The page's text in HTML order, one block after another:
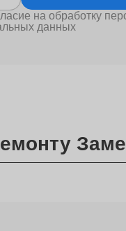
на обработку
данных